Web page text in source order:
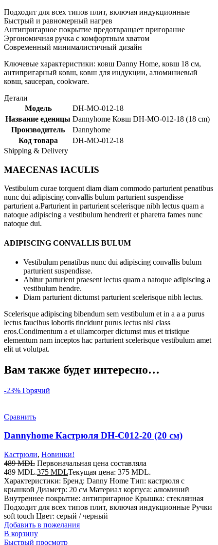
Подходит для всех типов плит, включая индукционные
Быстрый и равномерный нагрев
Антипригарное покрытие предотвращает пригорание
Эргономичная ручка с комфортным хватом
Современный минималистичный дизайн
Ключевые характеристики: ковш Danny Home, ковш 18 см,
антипригарный ковш, ковш для индукции, алюминиевый
ковш, saucepan, cookware.
Детали
Модель
DH-MO-012-18
Название еденицы Dannyhome Ковш DH-MO-012-18 (18 cm)
Производитель
Dannyhome
Код товара
DH-MO-012-18
Shipping & Delivery
MAECENAS IACULIS
Vestibulum curae torquent diam diam commodo parturient penatibus
nunc dui adipiscing convallis bulum parturient suspendisse
parturient a.Parturient in parturient scelerisque nibh lectus quam a
natoque adipiscing a vestibulum hendrerit et pharetra fames nunc
natoque dui.
ADIPISCING CONVALLIS BULUM
Vestibulum penatibus nunc dui adipiscing convallis bulum
parturient suspendisse.
Abitur parturient praesent lectus quam a natoque adipiscing a
vestibulum hendre.
Diam parturient dictumst parturient scelerisque nibh lectus.
Scelerisque adipiscing bibendum sem vestibulum et in a a a purus
lectus faucibus lobortis tincidunt purus lectus nisl class
eros.Condimentum a et ullamcorper dictumst mus et tristique
elementum nam inceptos hac parturient scelerisque vestibulum amet
elit ut volutpat.
Вам также будет интересно…
-23% Горячий
Сравнить
Dannyhome Кастрюля DH-C012-20 (20 см)
Кастрюли, Новинки!
489MDL Первоначальная цена составляла
489 MDL.375 MDLТекущая цена: 375 MDL.
Характеристики: Бренд: Danny Home Тип: кастрюля с
крышкой Диаметр: 20 см Материал корпуса: алюминий
Внутреннее покрытие: антипригарное Крышка: стеклянная
Подходит для всех типов плит, включая индукционные Ручки
soft touch Цвет: серый / черный
Добавить в пожелания
В корзину
Быстрый просмотр